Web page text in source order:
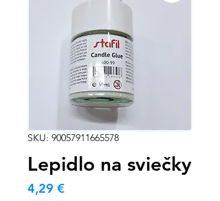
SKU: 90057911665578
Lepidlo na sviečky
4,29 €Cena